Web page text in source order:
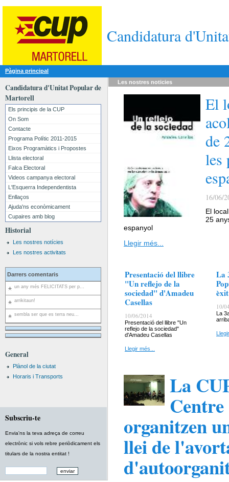
Candidatura
Pàgina principal
Candidatura d'Unitat Popular de
Martorell
Els principis de la CUP
On Som
Contacte
Programa Polític 2011-2015
Eixos Programàtics i Propostes
Llista electoral
Falca Electoral
Videos campanya electoral
L'Esquerra Independentista
Enllaços
Ajuda'ns econòmicament
Cupaires amb blog
Historial
Les nostres notícies
Les nostres activitats
Darrers comentaris
un any més FELICITATS per p...
arrikitaun!
sembla ser que es terra neu...
General
Plànol de la ciutat
Horaris i Transports
Subscriu-te
Envia'ns la teva adreça de correu
electrònic si vols rebre periòdicament els
titulars de la nostra entitat !
Les nostres noticies
El
de
les
16/06/
El
25
espanyol
Llegir més...
Presentació del llibre
"Un reflejo de la
sociedad" d'Amadeu
Casellas
10/06/2014
Presentació del llibre "Un
reflejo de la sociedad"
d'Amadeu Casellas
Llegir més...
La
10/
La
La
organitzen
llei de